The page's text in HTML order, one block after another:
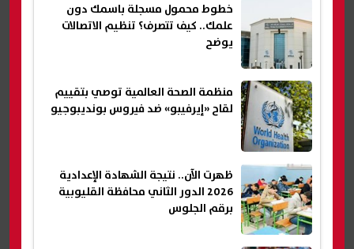
خطوط محمول مسجلة باسمك دون
علمك.. كيف تتصرف؟ تنظيم الاتصالات
يوضح
منظمة الصحة العالمية توصي بتقييم
لقاح «إيرفيبو» ضد فيروس بونديبوجيو
ظهرت الآن.. نتيجة الشهادة الإعدادية
2026 الدور الثاني محافظة القليوبية
برقم الجلوس